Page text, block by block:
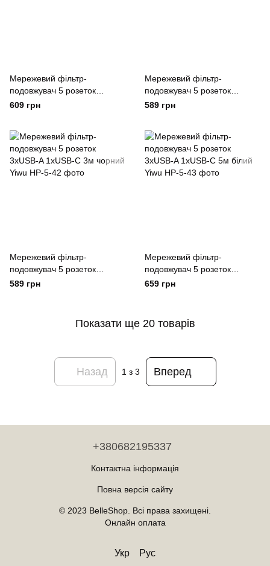
Мережевий фільтр-
подовжувач 5 розеток
3xUSB-A 1xUSB-C 5м чорний
609 грн
Мережевий фільтр-
подовжувач 5 розеток
3xUSB-A 1xUSB-C 3м білий
589 грн
Мережевий фільтр-
подовжувач 5 розеток
3xUSB-A 1xUSB-C 3м чорний
589 грн
Мережевий фільтр-
подовжувач 5 розеток
3xUSB-A 1xUSB-C 5м білий
659 грн
Показати ще 20 товарів
Назад 1 з 3 Вперед
+380682195337
Контактна інформація
Повна версія сайту
© 2023 BelleShop. Всі права захищені.
Онлайн оплата
Укр Рус